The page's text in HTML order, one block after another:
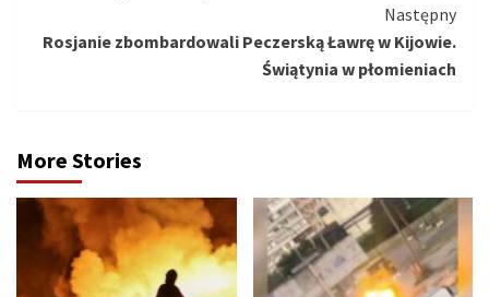
Następny
Rosjanie zbombardowali Peczerską Ławrę w Kijowie.
Świątynia w płomieniach
More Stories